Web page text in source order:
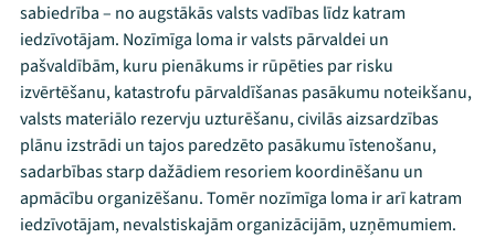
sabiedrība – no augstākās valsts vadības līdz katram
iedzīvotājam. Nozīmīga loma ir valsts pārvaldei un
pašvaldībām, kuru pienākums ir rūpēties par risku
izvērtēšanu, katastrofu pārvaldīšanas pasākumu noteikšanu,
valsts materiālo rezervju uzturēšanu, civilās aizsardzības
plānu izstrādi un tajos paredzēto pasākumu īstenošanu,
sadarbības starp dažādiem resoriem koordinēšanu un
apmācību organizēšanu. Tomēr nozīmīga loma ir arī katram
iedzīvotājam, nevalstiskajām organizācijām, uzņēmumiem.